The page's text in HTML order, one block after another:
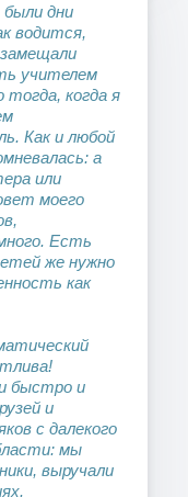
были дни
водится,
учителем
тогда, когда я
Как и любой
а
или
моего
Есть
же нужно
как
быстро и
и
с далекого
мы
выручали